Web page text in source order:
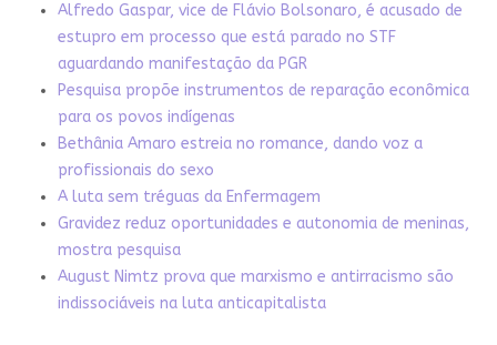
Alfredo Gaspar, vice de Flávio Bolsonaro, é acusado de
estupro em processo que está parado no STF
aguardando manifestação da PGR
Pesquisa propõe instrumentos de reparação econômica
para os povos indígenas
Bethânia Amaro estreia no romance, dando voz a
profissionais do sexo
A luta sem tréguas da Enfermagem
Gravidez reduz oportunidades e autonomia de meninas,
mostra pesquisa
August Nimtz prova que marxismo e antirracismo são
indissociáveis na luta anticapitalista